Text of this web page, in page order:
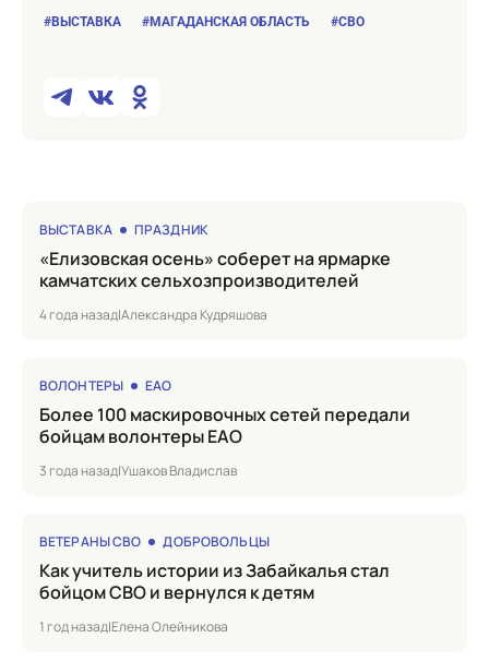
#ВЫСТАВКА #МАГАДАНСКАЯ ОБЛАСТЬ #СВО
ВЫСТАВКА ПРАЗДНИК
«Елизовская осень» соберет на ярмарке
камчатских сельхозпроизводителей
4 года назад|Александра Кудряшова
ВОЛОНТЕРЫ ЕАО
Более 100 маскировочных сетей передали
бойцам волонтеры ЕАО
3 года назад|Ушаков Владислав
ВЕТЕРАНЫ СВО ДОБРОВОЛЬЦЫ
Как учитель истории из Забайкалья стал
бойцом СВО и вернулся к детям
1 год назад|Елена Олейникова